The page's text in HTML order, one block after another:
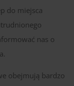
do miejsca
nas o
obejmują bardzo